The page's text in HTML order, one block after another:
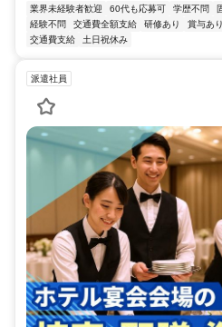
業界未経験者歓迎 60代も応募可 学歴不問
経験不問
交通費全額支給 研修あり 賞与あり
交通費支給
土日祝休み
派遣社員